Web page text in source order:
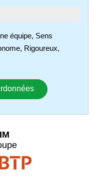
équipe, Sens
Rigoureux,